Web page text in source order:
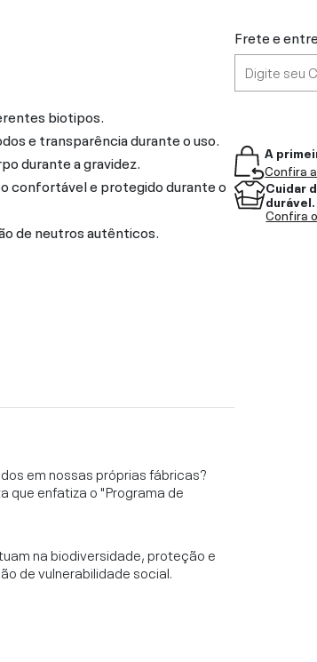
biotipos.
e transparência durante o uso.
durante a gravidez.
confortável e protegido durante o
de neutros autênticos.
em nossas próprias fábricas?
que enfatiza o "Programa de
na biodiversidade, proteção e
de vulnerabilidade social.
Frete e
A
Confira
Cuidar
durável.
Confira